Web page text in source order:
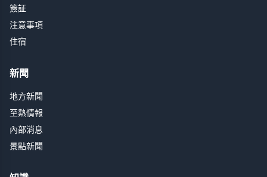
簽証
注意事項
住宿
新聞
地方新聞
至熱情報
內部消息
景點新聞